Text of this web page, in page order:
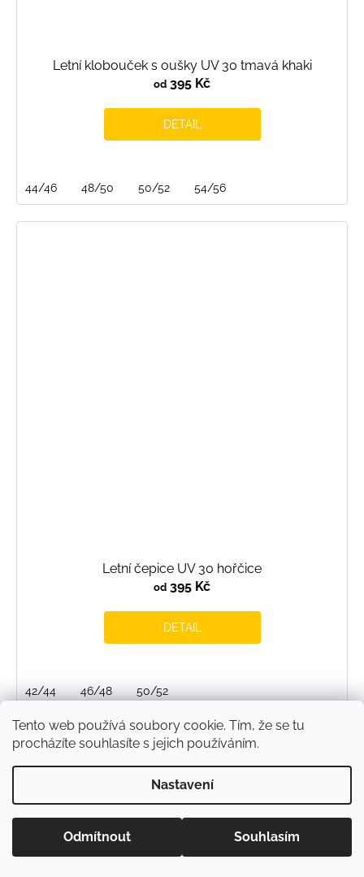
Tento web používá soubory cookie. Tím, že se tu
procházíte souhlasíte s jejich používáním.
Nastavení
Odmítnout Souhlasím
Letní klobouček s oušky UV 30 tmavá khaki
od 395 Kč
DETAIL
44/46 48/50 50/52 54/56
Letní čepice UV 30 hořčice
od 395 Kč
DETAIL
42/44 46/48 50/52